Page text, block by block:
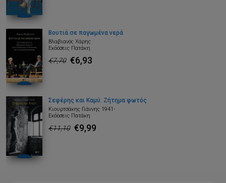
Βουτιά σε παγωμένα νερά
Βλαβιανός Χάρης
Εκδόσεις Πατάκη
€7,70 €6,93
Σεφέρης και Καμύ: Ζήτημα φωτός
Κιουρτσάκης Γιάννης 1941-
Εκδόσεις Πατάκη
€11,10 €9,99